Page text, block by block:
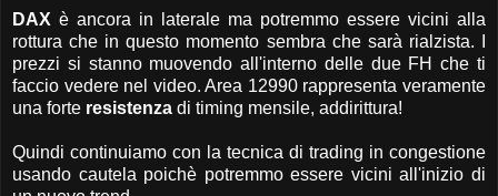
DAX è ancora in laterale ma potremmo essere vicini alla
rottura che in questo momento sembra che sarà rialzista. I
prezzi si stanno muovendo all'interno delle due FH che ti
faccio vedere nel video. Area 12990 rappresenta veramente
una forte resistenza di timing mensile, addirittura!
Quindi continuiamo con la tecnica di trading in congestione
usando cautela poichè potremmo essere vicini all'inizio di